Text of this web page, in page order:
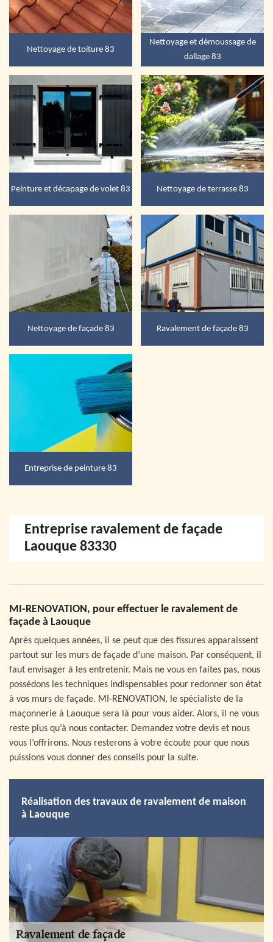
Nettoyage de toiture 83
Nettoyage et démoussage de
dallage 83
Peinture et décapage de volet 83 Nettoyage de terrasse 83
Nettoyage de façade 83 Ravalement de façade 83
Entreprise de peinture 83
Entreprise ravalement de façade
Laouque 83330
MI-RENOVATION, pour effectuer le ravalement de
façade à Laouque
Après quelques années, il se peut que des fissures apparaissent
partout sur les murs de façade d’une maison. Par conséquent, il
faut envisager à les entretenir. Mais ne vous en faites pas, nous
possédons les techniques indispensables pour redonner son état
à vos murs de façade. MI-RENOVATION, le spécialiste de la
maçonnerie à Laouque sera là pour vous aider. Alors, il ne vous
reste plus qu’à nous contacter. Demandez votre devis et nous
vous l’offrirons. Nous resterons à votre écoute pour que nous
puissions vous donner des conseils pour la suite.
Réalisation des travaux de ravalement de maison
à Laouque